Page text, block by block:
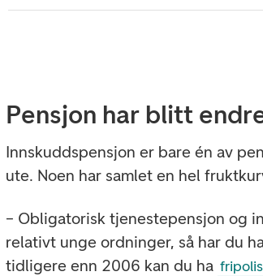
Pensjon har blitt
Innskuddspensjon er bare én av
ute. Noen har samlet en hel
– Obligatorisk tjenestepensjon og
relativt unge ordninger, så har du
tidligere enn 2006 kan du ha